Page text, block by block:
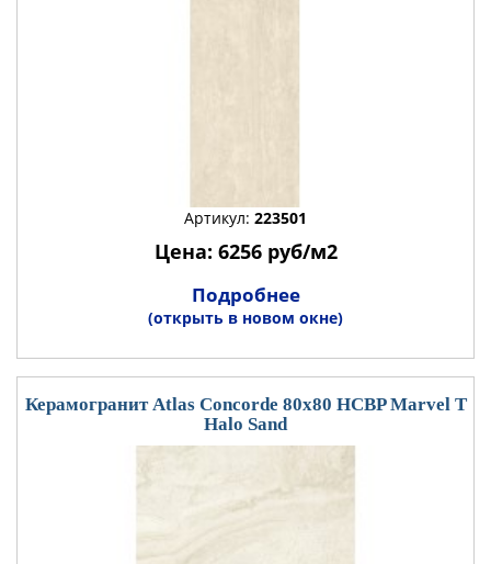
Артикул: 223501
Цена: 6256 руб/м2
Подробнее
(открыть в новом окне)
Керамогранит Atlas Concorde 80x80 HCBP Marvel T
Halo Sand